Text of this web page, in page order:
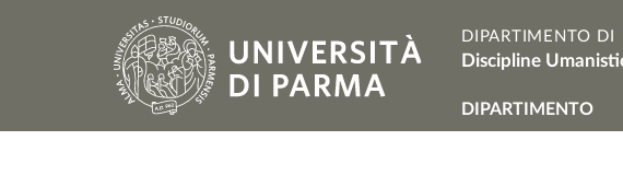
Salta al contenuto principale
DIPARTIMENTO DI
Discipline
DIPARTIMENTO